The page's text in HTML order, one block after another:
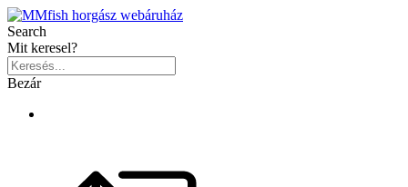
Search
Mit keresel?
Bezár